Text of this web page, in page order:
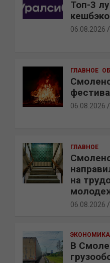
Топ-3
06.08.2026
ГЛАВНОЕ
06.08.2026
ГЛАВНОЕ
на
06.08.2026
ЭКОНОМИКА
В